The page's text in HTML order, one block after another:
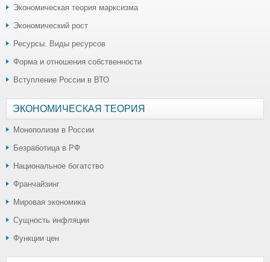
Экономическая теория марксизма
Экономический рост
Ресурсы. Виды ресурсов
Форма и отношения собственности
Вступление России в ВТО
ЭКОНОМИЧЕСКАЯ ТЕОРИЯ
Монополизм в России
Безработица в РФ
Национальное богатство
Франчайзинг
Мировая экономика
Сущность инфляции
Функции цен